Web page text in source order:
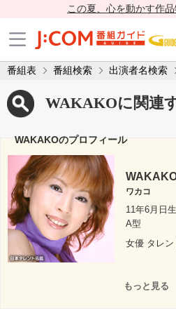
この夏、心を動かす作
番組表 番組検索 出演者名検索
WAKAKOに関連
WAKAKOのプロフィール
ワカコ
11年6月日
A型
女優 タレ
もっと見る